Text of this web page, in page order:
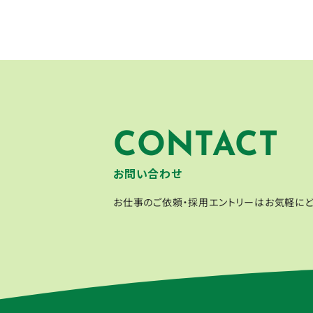
CONTACT
お問い合わせ
お仕事のご依頼・採用エントリーはお気軽に